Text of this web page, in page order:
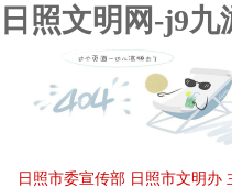
日照文明网-j9
日照市委宣传部 日照市文明办